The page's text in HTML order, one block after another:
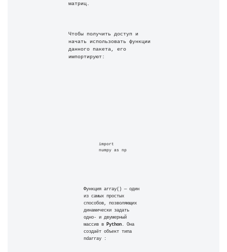
матриц.
Чтобы получить доступ и
начать использовать функции
данного пакета, его
импортируют:
import
numpy as np
Функция array() — один
из самых простых
способов, позволяющих
динамически задать
одно- и двумерный
массив в Python . Она
создаёт объект типа
ndarray :